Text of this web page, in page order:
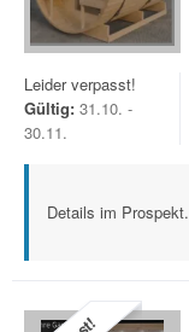
Leider verpasst!
Gültig: 31.10. -
30.11.
Details im Prospekt.